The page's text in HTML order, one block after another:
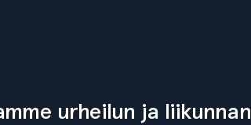
urheilun ja liikunnan